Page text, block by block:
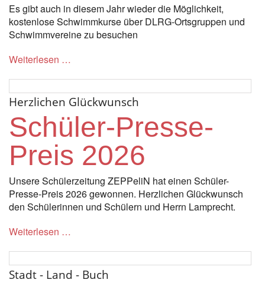
Es gibt auch in diesem Jahr wieder die Möglichkeit,
kostenlose Schwimmkurse über DLRG-Ortsgruppen und
Schwimmvereine zu besuchen
Weiterlesen …
Herzlichen Glückwunsch
Schüler-Presse-
Preis 2026
Unsere Schülerzeitung ZEPPeliN hat einen Schüler-
Presse-Preis 2026 gewonnen. Herzlichen Glückwunsch
den Schülerinnen und Schülern und Herrn Lamprecht.
Weiterlesen …
Stadt - Land - Buch